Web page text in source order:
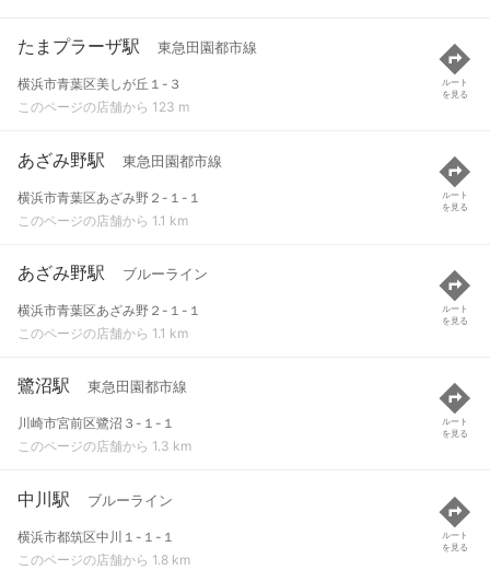
たまプラーザ駅 東急田園都市線
横浜市青葉区美しが丘１-３
このページの店舗から 123 m
ルート
を見る
あざみ野駅 東急田園都市線
横浜市青葉区あざみ野２-１-１
このページの店舗から 1.1 km
ルート
を見る
あざみ野駅 ブルーライン
横浜市青葉区あざみ野２-１-１
このページの店舗から 1.1 km
ルート
を見る
鷺沼駅 東急田園都市線
川崎市宮前区鷺沼３-１-１
このページの店舗から 1.3 km
ルート
を見る
中川駅 ブルーライン
横浜市都筑区中川１-１-１
このページの店舗から 1.8 km
ルート
を見る